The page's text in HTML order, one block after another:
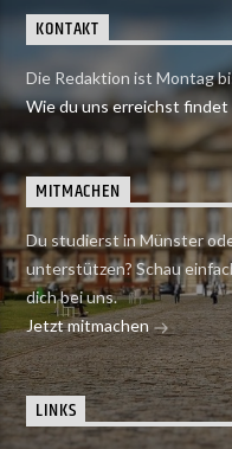
KONTAKT
Die Redaktion ist Montag
Wie du uns erreichst findet
MITMACHEN
Du studierst in Münster
unterstützen? Schau
dich bei uns.
Jetzt mitmachen
LINKS